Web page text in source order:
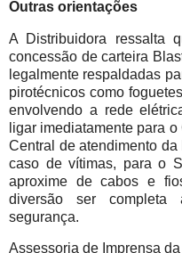
Outras orientações
A Distribuidora ressalta
concessão de carteira
legalmente respaldadas
pirotécnicos como
envolvendo a rede
ligar imediatamente para
Central de atendimento
caso de vítimas, para o
aproxime de cabos e
diversão ser
segurança.
Assessoria de Imprensa